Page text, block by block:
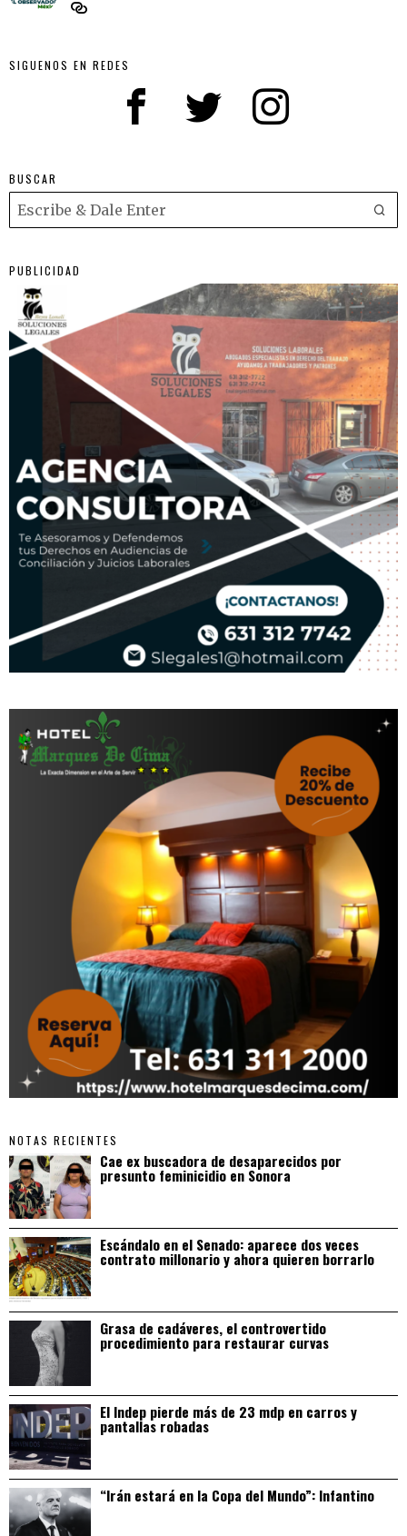
SIGUENOS EN REDES
BUSCAR
PUBLICIDAD
NOTAS RECIENTES
Cae ex buscadora de desaparecidos por
presunto feminicidio en Sonora
Escándalo en el Senado: aparece dos veces
contrato millonario y ahora quieren borrarlo
Grasa de cadáveres, el controvertido
procedimiento para restaurar curvas
El Indep pierde más de 23 mdp en carros y
pantallas robadas
“Irán estará en la Copa del Mundo”: Infantino